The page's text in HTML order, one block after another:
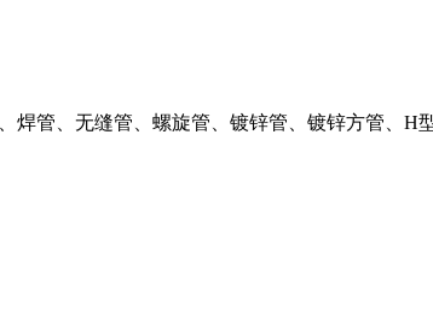
管、无缝管、螺旋管、镀锌管、镀锌方管、H